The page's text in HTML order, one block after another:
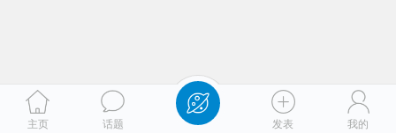
主页 话题 发表 我的